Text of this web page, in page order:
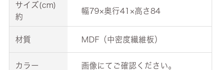
サイズ(cm)
約
幅79×奥行41×高さ84
材質 MDF（中密度繊維板）
カラー 画像にてご確認ください。